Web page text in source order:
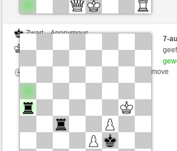
Zwart
Anonymous
Speelduur: 5 minutes/side + 8 seconds/move
7-